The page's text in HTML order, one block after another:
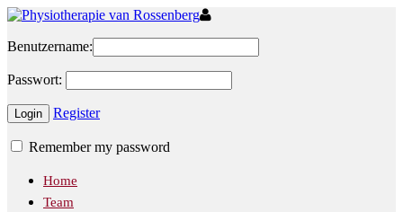
Benutzername:
Passwort:
Register
Remember my password
Home
Team